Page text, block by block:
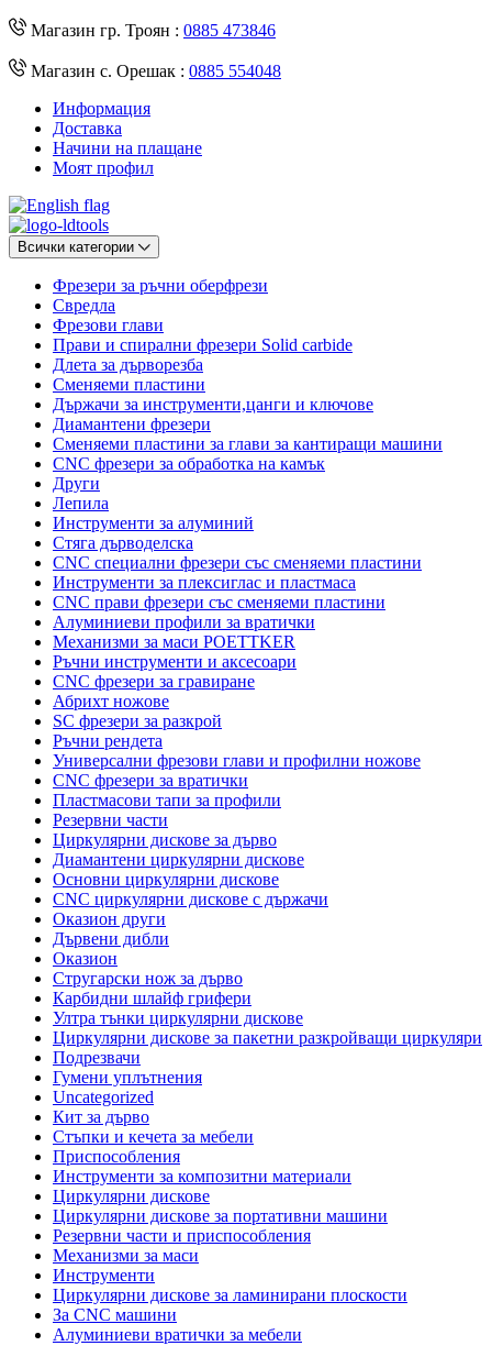
Магазин гр. Троян : 0885 473846
Магазин с. Орешак : 0885 554048
Информация
Доставка
Начини на плащане
Моят профил
Всички категории
Фрезери за ръчни оберфрези
Свредла
Фрезови глави
Прави и спирални фрезери Solid carbide
Длета за дърворезба
Сменяеми пластини
Държачи за инструменти,цанги и ключове
Диамантени фрезери
Сменяеми пластини за глави за кантиращи машини
CNC фрезери за обработка на камък
Други
Лепила
Инструменти за алуминий
Стяга дърводелска
CNC специални фрезери със сменяеми пластини
Инструменти за плексиглас и пластмаса
CNC прави фрезери със сменяеми пластини
Алуминиеви профили за вратички
Механизми за маси POETTKER
Ръчни инструменти и аксесоари
CNC фрезери за гравиране
Абрихт ножове
SC фрезери за разкрой
Ръчни рендета
Универсални фрезови глави и профилни ножове
CNC фрезери за вратички
Пластмасови тапи за профили
Резервни части
Циркулярни дискове за дърво
Диамантени циркулярни дискове
Основни циркулярни дискове
CNC циркулярни дискове с държачи
Оказион други
Дървени дибли
Оказион
Стругарски нож за дърво
Карбидни шлайф грифери
Ултра тънки циркулярни дискове
Циркулярни дискове за пакетни разкройващи циркуляри
Подрезвачи
Гумени уплътнения
Uncategorized
Кит за дърво
Стъпки и кечета за мебели
Приспособления
Инструменти за композитни материали
Циркулярни дискове
Циркулярни дискове за портативни машини
Резервни части и приспособления
Механизми за маси
Инструменти
Циркулярни дискове за ламинирани плоскости
За CNC машини
Алуминиеви вратички за мебели